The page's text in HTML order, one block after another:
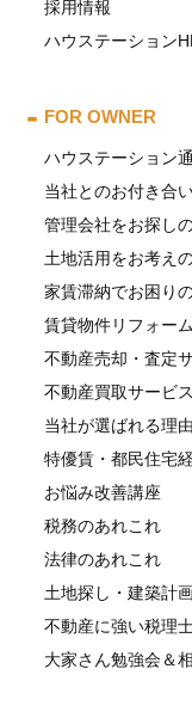
採用情報
ハウステーション
FOR OWNER
ハウステーション
当社とのお付き合
管理会社をお探し
土地活用をお考え
家賃滞納でお困り
賃貸物件リフォー
不動産売却・査定
不動産買取サービス
当社が選ばれる理由
特優賃・都民住宅
お悩み改善講座
税務のあれこれ
法律のあれこれ
土地探し・建築計
不動産に強い税理
大家さん勉強会＆